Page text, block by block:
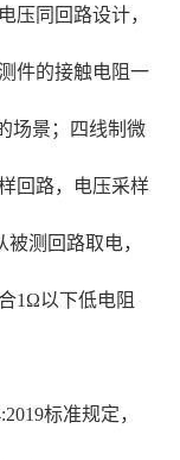
压同回路设计，
件的接触电阻一
场景；四线制微
回路，电压采样
测回路取电，
1Ω以下低电阻
标准规定，